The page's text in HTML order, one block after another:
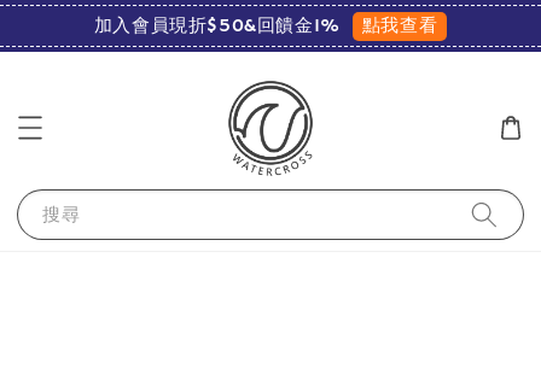
加入會員現折$50&回饋金1% 點我查看
搜尋